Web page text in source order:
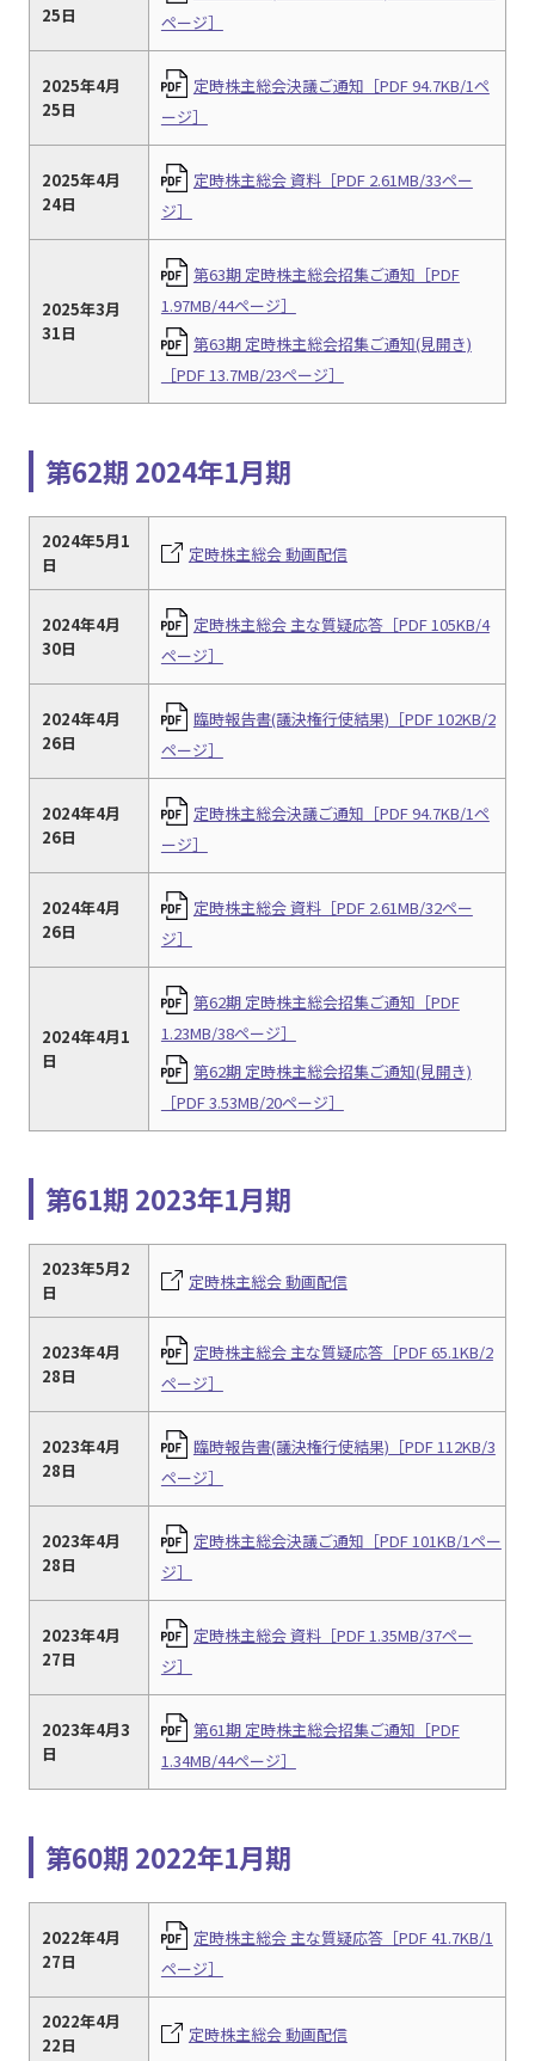
25日
ページ］
2025年4月
25日
定時株主総会決議ご通知［PDF 94.7KB/1ペ
ージ］
2025年4月
24日
定時株主総会 資料［PDF 2.61MB/33ペー
ジ］
2025年3月
31日
第63期 定時株主総会招集ご通知［PDF
1.97MB/44ページ］
第63期 定時株主総会招集ご通知(見開き)
［PDF 13.7MB/23ページ］
第62期 2024年1月期
2024年5月1
日
定時株主総会 動画配信
2024年4月
30日
定時株主総会 主な質疑応答［PDF 105KB/4
ページ］
2024年4月
26日
臨時報告書(議決権行使結果)［PDF 102KB/2
ページ］
2024年4月
26日
定時株主総会決議ご通知［PDF 94.7KB/1ペ
ージ］
2024年4月
26日
定時株主総会 資料［PDF 2.61MB/32ペー
ジ］
2024年4月1
日
第62期 定時株主総会招集ご通知［PDF
1.23MB/38ページ］
第62期 定時株主総会招集ご通知(見開き)
［PDF 3.53MB/20ページ］
第61期 2023年1月期
2023年5月2
日
定時株主総会 動画配信
2023年4月
28日
定時株主総会 主な質疑応答［PDF 65.1KB/2
ページ］
2023年4月
28日
臨時報告書(議決権行使結果)［PDF 112KB/3
ページ］
2023年4月
28日
定時株主総会決議ご通知［PDF 101KB/1ペー
ジ］
2023年4月
27日
定時株主総会 資料［PDF 1.35MB/37ペー
ジ］
2023年4月3
日
第61期 定時株主総会招集ご通知［PDF
1.34MB/44ページ］
第60期 2022年1月期
2022年4月
27日
定時株主総会 主な質疑応答［PDF 41.7KB/1
ページ］
2022年4月
22日
定時株主総会 動画配信